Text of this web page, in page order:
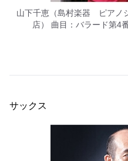
山下千恵（島村楽器 ピアノ
店） 曲目：バラード第4
サックス